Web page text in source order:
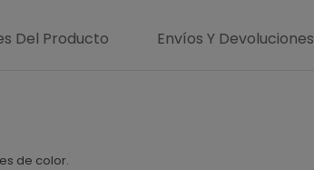
Del Producto Envíos Y Devoluciones
de color.